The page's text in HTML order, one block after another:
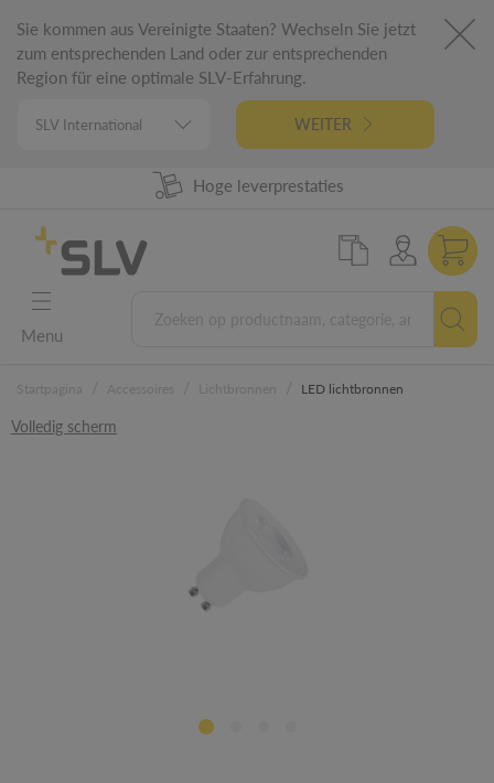
Sie kommen aus Vereinigte Staaten? Wechseln Sie jetzt
zum entsprechenden Land oder zur entsprechenden
Region für eine optimale SLV-Erfahrung.
WEITER
98% uit voorraad leverbaar
Hoge leverprestaties
5 jaar garantie
German Engineering
Menu
LED lichtbronnen
Volledig scherm